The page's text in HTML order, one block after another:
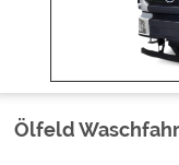
Ölfeld